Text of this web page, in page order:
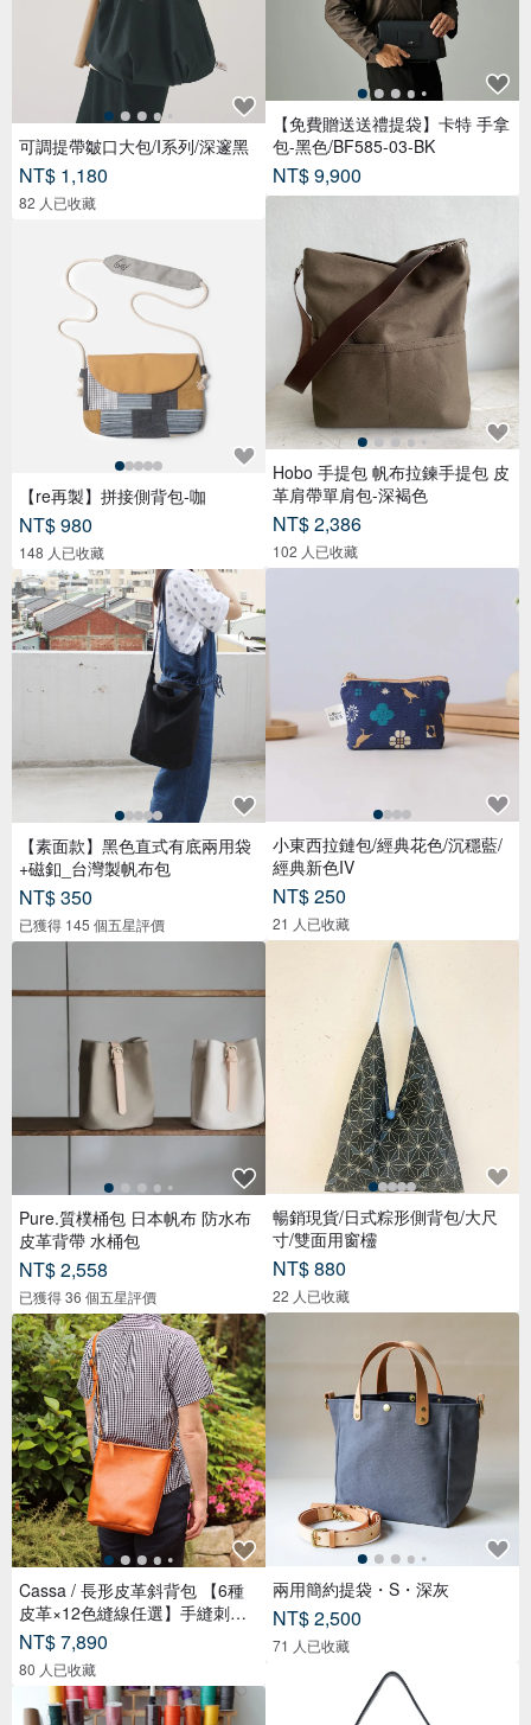
可調提帶皺口大包/I系列/深邃黑
NT$ 1,180
82 人已收藏
【re再製】拼接側背包-咖
NT$ 980
148 人已收藏
【素面款】黑色直式有底兩用袋
+磁釦_台灣製帆布包
NT$ 350
已獲得 145 個五星評價
Pure.質樸桶包 日本帆布 防水布
皮革背帶 水桶包
NT$ 2,558
已獲得 36 個五星評價
Cassa / 長形皮革斜背包 【6種
皮革×12色縫線任選】手縫刺繡
免費客製化 / 日本製 / 斜背 / 支
援禮品包裝 【jb-81】
NT$ 7,890
80 人已收藏
【免費贈送送禮提袋】卡特 手拿
包-黑色/BF585-03-BK
NT$ 9,900
Hobo 手提包 帆布拉鍊手提包 皮
革肩帶單肩包-深褐色
NT$ 2,386
102 人已收藏
小東西拉鏈包/經典花色/沉穩藍/
經典新色IV
NT$ 250
21 人已收藏
暢銷現貨/日式粽形側背包/大尺
寸/雙面用窗欞
NT$ 880
22 人已收藏
兩用簡約提袋・S・深灰
NT$ 2,500
71 人已收藏